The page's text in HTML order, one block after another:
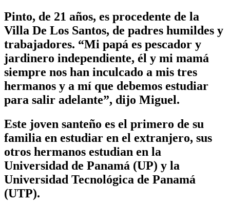
Pinto, de 21 años, es procedente de la
Villa De Los Santos, de padres humildes y
trabajadores. “Mi papá es pescador y
jardinero independiente, él y mi mamá
siempre nos han inculcado a mis tres
hermanos y a mí que debemos estudiar
para salir adelante”, dijo Miguel.
Este joven santeño es el primero de su
familia en estudiar en el extranjero, sus
otros hermanos estudian en la
Universidad de Panamá (UP) y la
Universidad Tecnológica de Panamá
(UTP).